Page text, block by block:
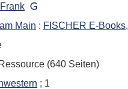
Main : FISCHER E-Books,
(640 Seiten)
; 1